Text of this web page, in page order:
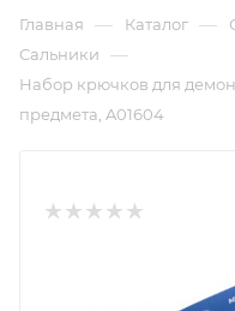
Главная — Каталог —
Сальники —
Набор крючков для
предмета, A01604